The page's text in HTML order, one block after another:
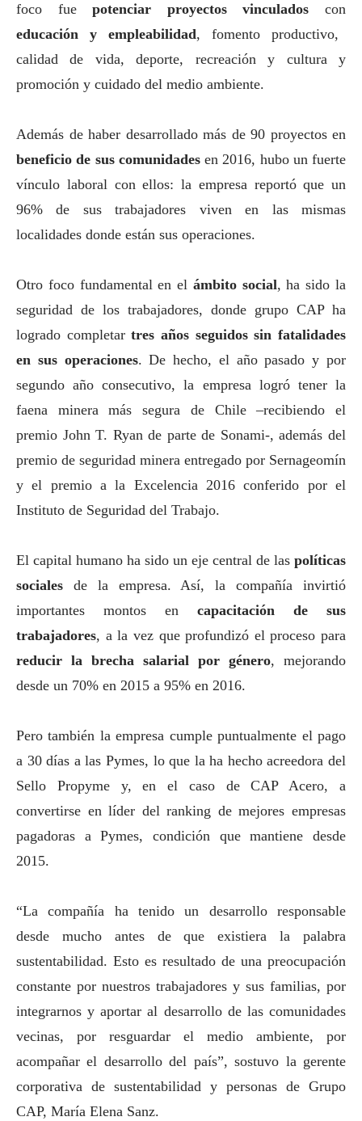
foco fuepotenciar proyectos vinculadoscon
educación y empleabilidad, fomento productivo,
calidad de vida, deporte, recreación y cultura y
promoción y cuidado del medio ambiente.
Además de haber desarrollado más de 90 proyectos en
beneficio de sus comunidades en 2016, hubo un fuerte
vínculo laboral con ellos: la empresa reportó que un
96% de sus trabajadores viven en las mismas
localidades donde están sus operaciones.
Otro foco fundamental en el ámbito social, ha sido la
seguridad de los trabajadores, donde grupo CAP ha
logrado completartres años seguidos sin fatalidades
en sus operaciones. De hecho, el año pasado y por
segundo año consecutivo, la empresa logró tener la
faena minera más segura de Chile –recibiendo el
premio John T. Ryan de parte de Sonami-, además del
premio de seguridad minera entregado por Sernageomín
y el premio a la Excelencia 2016 conferido por el
Instituto de Seguridad del Trabajo.
El capital humano ha sido un eje central de las políticas
sociales de la empresa. Así, la compañía invirtió
importantes montos en capacitación de sus
trabajadores, a la vez que profundizó el proceso para
reducir la brecha salarial por género, mejorando
desde un 70% en 2015 a 95% en 2016.
Pero también la empresa cumple puntualmente el pago
a 30 días a las Pymes, lo que la ha hecho acreedora del
Sello Propyme y, en el caso de CAP Acero, a
convertirse en líder del ranking de mejores empresas
pagadoras aPymes, condición que mantiene desde
2015.
“La compañía ha tenido un desarrollo responsable
desde mucho antes de que existiera la palabra
sustentabilidad. Esto es resultado de una preocupación
constante por nuestros trabajadores y sus familias, por
integrarnos y aportar al desarrollo de las comunidades
vecinas, por resguardar el medio ambiente, por
acompañar el desarrollo del país”, sostuvo la gerente
corporativa de sustentabilidad y personas de Grupo
CAP, María Elena Sanz.